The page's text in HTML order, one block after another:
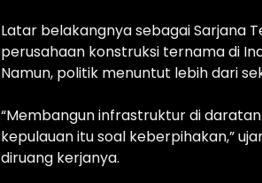
Latar belakangnya sebagai Sarjana
perusahaan konstruksi ternama di
Namun, politik menuntut lebih dari
“Membangun infrastruktur di
kepulauan itu soal keberpihakan,”
diruang kerjanya.